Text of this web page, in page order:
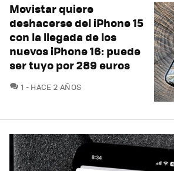
Movistar quiere
deshacerse del iPhone 15
con la llegada de los
nuevos iPhone 16: puede
ser tuyo por 289 euros
1 COMENTARIOS
HACE 2 AÑOS